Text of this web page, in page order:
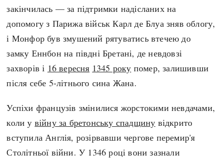
закінчилась — за підтримки надісланих на
допомогу з Парижа військ Карл де Блуа зняв облогу,
і Монфор був змушений рятуватись втечею до
замку Еннбон на півдні Бретані, де невдовзі
захворів і 16 вересня 1345 року помер, залишивши
після себе 5-літнього сина Жана.
Успіхи французів змінилися жорстокими невдачами,
коли у війну за бретонську спадщину відкрито
вступила Англія, розірвавши чергове перемир'я
Столітньої війни. У 1346 році вони зазнали